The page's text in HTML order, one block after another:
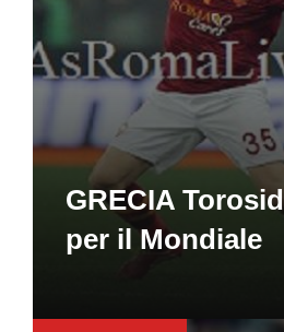
GRECIA
per il Mondiale